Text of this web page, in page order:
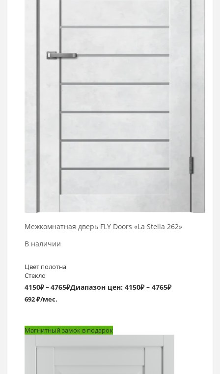
Межкомнатная дверь FLY Doors «La Stella 262»
В наличии
Цвет полотна
Стекло
4150₽–4765₽Диапазон цен: 4150₽ – 4765₽
692 ₽/мес.
Магнитный замок в подарок